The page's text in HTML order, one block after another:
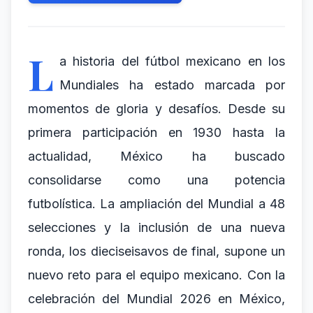
L a historia del fútbol mexicano en los
Mundiales ha estado marcada por
momentos de gloria y desafíos. Desde su
primera participación en 1930 hasta la
actualidad, México ha buscado
consolidarse como una potencia
futbolística. La ampliación del Mundial a 48
selecciones y la inclusión de una nueva
ronda, los dieciseisavos de final, supone un
nuevo reto para el equipo mexicano. Con la
celebración del Mundial 2026 en México,